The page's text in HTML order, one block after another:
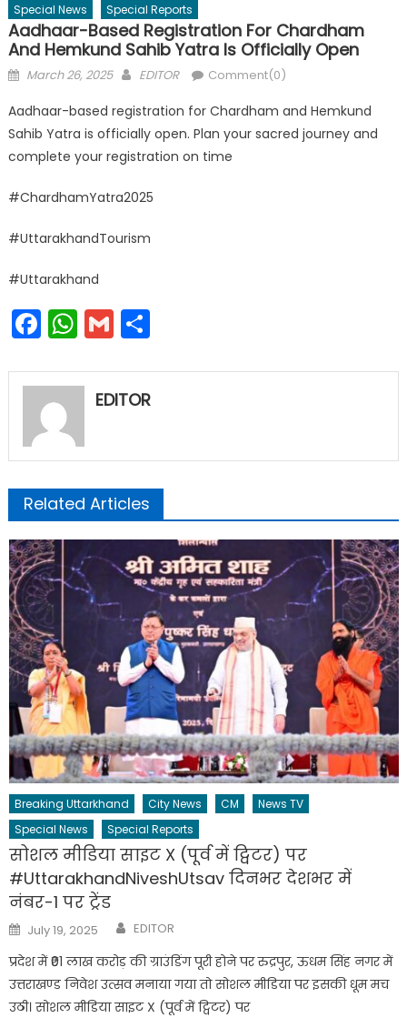
Special News
Special Reports
Aadhaar-Based Registration For Chardham
And Hemkund Sahib Yatra Is Officially Open
Posted
March 26, 2025 Author
EDITOR Comment(0)
Aadhaar-based registration for Chardham and Hemkund
Sahib Yatra is officially open. Plan your sacred journey and
complete your registration on time
#ChardhamYatra2025
#UttarakhandTourism
#Uttarakhand
Facebook
WhatsApp
GmailShare
EDITOR
Related Articles
Breaking Uttarkhand City News CM
News TV
Special News
Special Reports
सोशल मीडिया साइट X (पूर्व में ट्विटर) पर
#UttarakhandNiveshUtsav दिनभर देशभर में
नंबर-1 पर ट्रेंड
Posted
on
July 19, 2025 Author
EDITOR
प्रदेश में ₹01 लाख करोड़ की ग्राउंडिंग पूरी होने पर रुद्रपुर, ऊधम सिंह नगर में
उत्तराखण्ड निवेश उत्सव मनाया गया तो सोशल मीडिया पर इसकी धूम मच
उठी। सोशल मीडिया साइट X (पूर्व में ट्विटर) पर